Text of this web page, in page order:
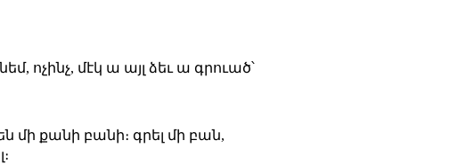
ոչինչ, մէկ ա այլ ձեւ ա գրուած՝
քանի բանի։ գրել մի բան,